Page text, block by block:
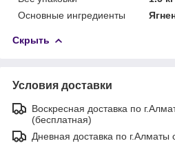
Основные ингредиенты
Скрыть
Условия доставки
Воскресная доставка по
(бесплатная)
Дневная доставка по